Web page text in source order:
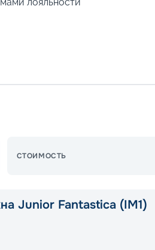
СТОИМОСТЬ
Junior Fantastica (IM1)